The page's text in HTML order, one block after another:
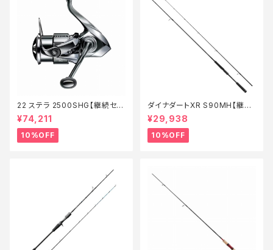
22 ステラ 2500SHG【継続セー
ル_リール】【10】
¥74,211
10%OFF
ダイナダートXR S90MH【継続
セール_ロッド】【10】
¥29,938
10%OFF